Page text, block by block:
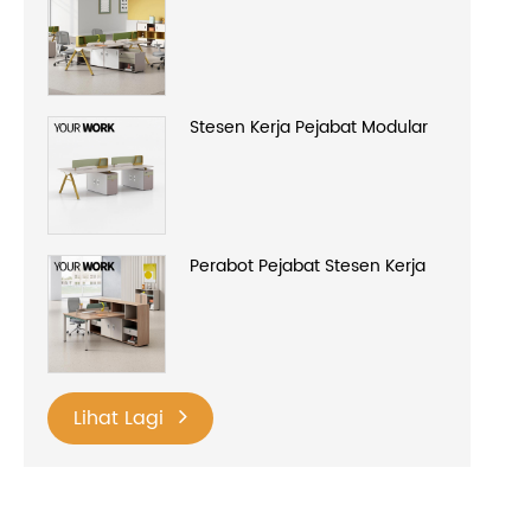
Stesen Kerja Pejabat Modular
Perabot Pejabat Stesen Kerja
Lihat Lagi